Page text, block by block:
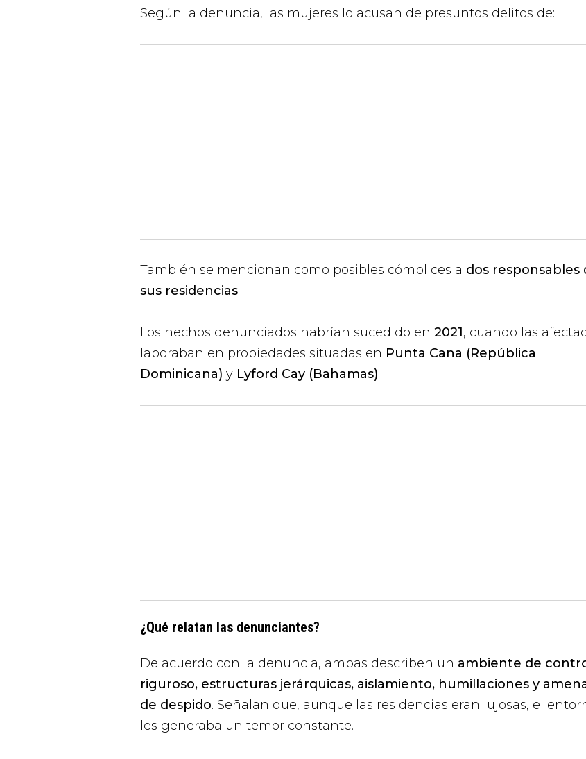
Según la denuncia, las mujeres lo acusan de presuntos delitos de:
También se mencionan como posibles cómplices a dos responsables
sus residencias.
Los hechos denunciados habrían sucedido en 2021, cuando las
laboraban en propiedades situadas en Punta Cana (República
Dominicana) y Lyford Cay (Bahamas).
¿Qué relatan las denunciantes?
De acuerdo con la denuncia, ambas describen un ambiente de
riguroso, estructuras jerárquicas, aislamiento, humillaciones y
de despido. Señalan que, aunque las residencias eran lujosas, el
les generaba un temor constante.